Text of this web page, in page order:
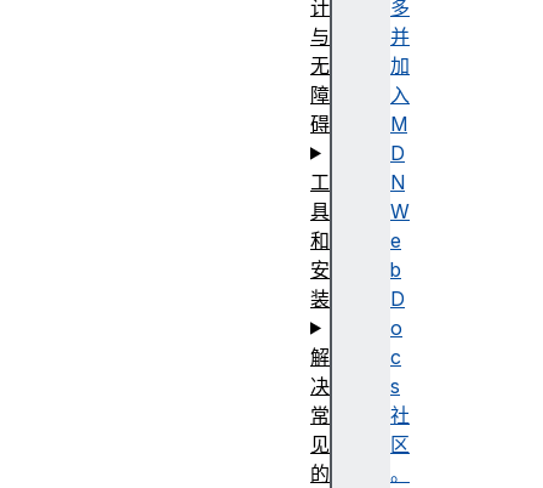
多
并
加
入
M
D
N
W
e
b
D
o
c
s
社
区
。
计
与
无
障
碍
工
具
和
安
装
解
决
常
见
的